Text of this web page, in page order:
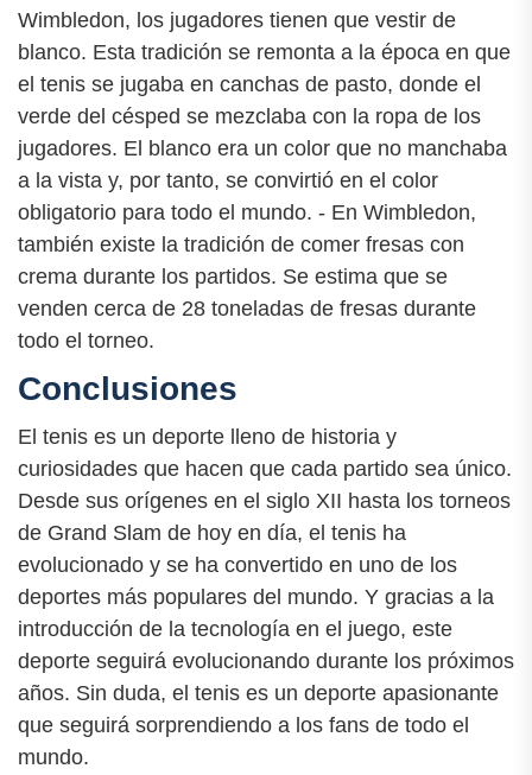
Wimbledon, los jugadores tienen que vestir de
blanco. Esta tradición se remonta a la época en que
el tenis se jugaba en canchas de pasto, donde el
verde del césped se mezclaba con la ropa de los
jugadores. El blanco era un color que no manchaba
a la vista y, por tanto, se convirtió en el color
obligatorio para todo el mundo. - En Wimbledon,
también existe la tradición de comer fresas con
crema durante los partidos. Se estima que se
venden cerca de 28 toneladas de fresas durante
todo el torneo.
Conclusiones
El tenis es un deporte lleno de historia y
curiosidades que hacen que cada partido sea único.
Desde sus orígenes en el siglo XII hasta los torneos
de Grand Slam de hoy en día, el tenis ha
evolucionado y se ha convertido en uno de los
deportes más populares del mundo. Y gracias a la
introducción de la tecnología en el juego, este
deporte seguirá evolucionando durante los próximos
años. Sin duda, el tenis es un deporte apasionante
que seguirá sorprendiendo a los fans de todo el
mundo.